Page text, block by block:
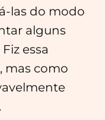
las do modo
alguns
essa
mas como